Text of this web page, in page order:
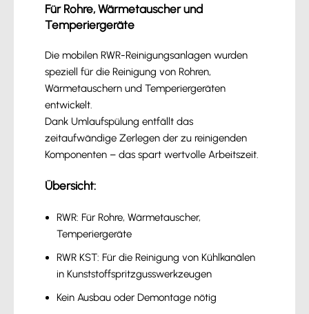
Für Rohre, Wärmetauscher und
Temperiergeräte
Die mobilen RWR-Reinigungsanlagen wurden
speziell für die Reinigung von Rohren,
Wärmetauschern und Temperiergeräten
entwickelt.
Dank Umlaufspülung entfällt das
zeitaufwändige Zerlegen der zu reinigenden
Komponenten – das spart wertvolle Arbeitszeit.
Übersicht:
RWR: Für Rohre, Wärmetauscher,
Temperiergeräte
RWR KST: Für die Reinigung von Kühlkanälen
in Kunststoffspritzgusswerkzeugen
Kein Ausbau oder Demontage nötig